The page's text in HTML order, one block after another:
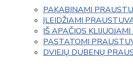
PAKABINAMI
ĮLEIDŽIAMI
IŠ APAČIOS
PASTATOMI
DVIEJŲ DUBENŲ